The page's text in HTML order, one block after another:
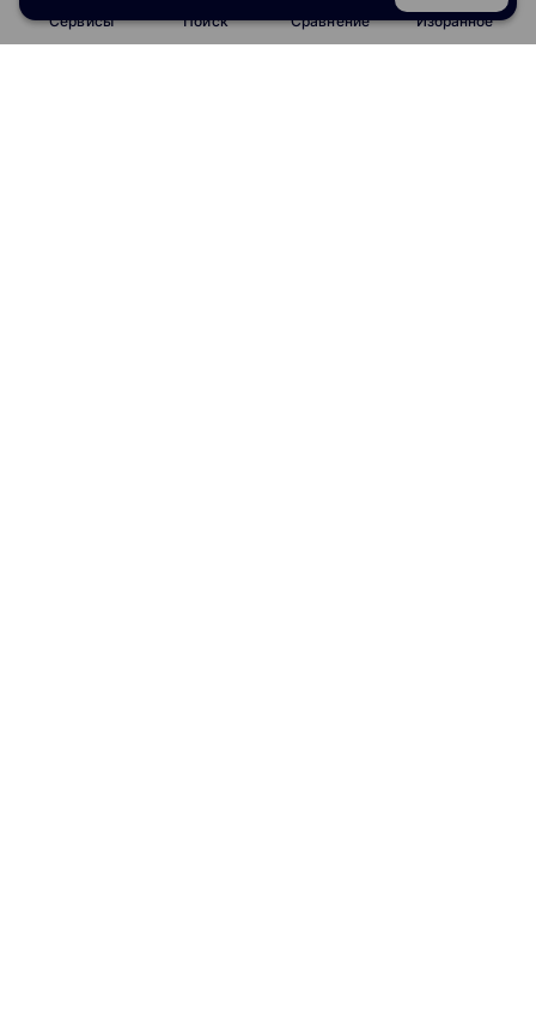
Сервисы Поиск Сравнение Избранное